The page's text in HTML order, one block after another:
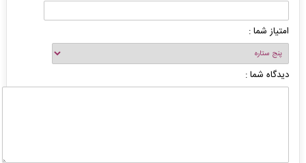
امتیاز شما :
دیدگاه شما :